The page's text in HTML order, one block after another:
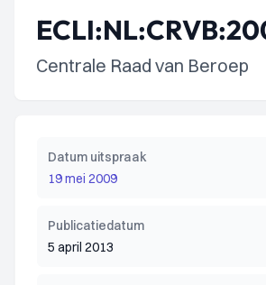
Centrale Raad van Beroep
Datum uitspraak
19 mei 2009
Publicatiedatum
5 april 2013